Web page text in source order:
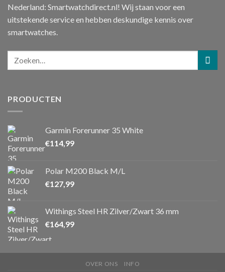
Nederland: Smartwatchdirect.nl! Wij staan voor een
uitstekende service en hebben deskundige kennis over
smartwatches.
PRODUCTEN
Garmin Forerunner 35 White
€114,99
Polar M200 Black M/L
€127,99
Withings Steel HR Zilver/Zwart 36 mm
€164,99
OVER ONS INFO